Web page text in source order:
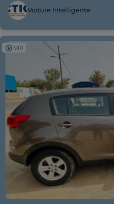
Voiture Intelligente
VIP